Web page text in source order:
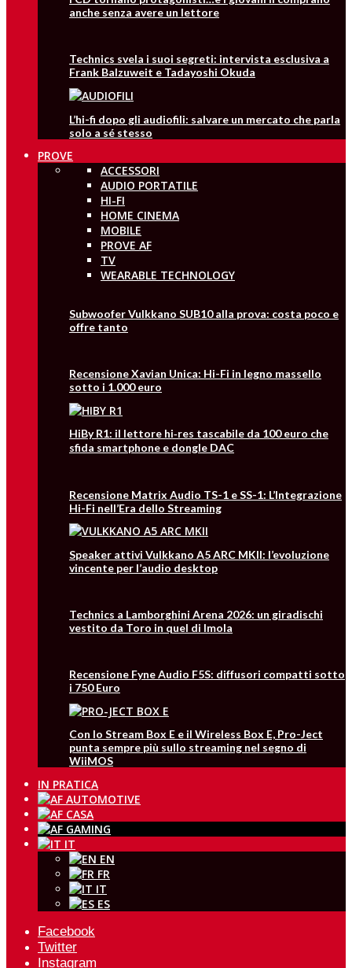
anche senza avere un lettore
Technics svela i suoi segreti: intervista esclusiva a
Frank Balzuweit e Tadayoshi Okuda
L’hi-fi dopo gli audiofili: salvare un mercato che parla
solo a sé stesso
PROVE
ACCESSORI
AUDIO PORTATILE
HI-FI
HOME CINEMA
MOBILE
PROVE AF
TV
WEARABLE TECHNOLOGY
Subwoofer Vulkkano SUB10 alla prova: costa poco e
offre tanto
Recensione Xavian Unica: Hi-Fi in legno massello
sotto i 1.000 euro
HiBy R1: il lettore hi‑res tascabile da 100 euro che
sfida smartphone e dongle DAC
Recensione Matrix Audio TS-1 e SS-1: L’Integrazione
Hi-Fi nell’Era dello Streaming
Speaker attivi Vulkkano A5 ARC MKII: l’evoluzione
vincente per l’audio desktop
Technics a Lamborghini Arena 2026: un giradischi
vestito da Toro in quel di Imola
Recensione Fyne Audio F5S: diffusori compatti sotto
i 750 Euro
Con lo Stream Box E e il Wireless Box E, Pro-Ject
punta sempre più sullo streaming nel segno di
WiiMOS
IN PRATICA
IT
EN
FR
IT
ES
Facebook
Twitter
Instagram